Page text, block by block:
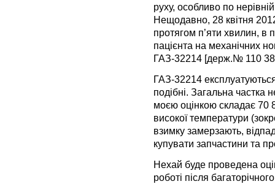
руху, особливо по
Нещодавно, 28 квітня
протягом п’яти хвилин, в
пацієнта на механічних
ГАЗ-32214 [держ.№ 110
ГАЗ-32214
подібні. Загальна частка
моєю оцінкою складає 70
високої температури
взимку замерзають,
купувати запчастини та
Нехай буде проведена
роботі після